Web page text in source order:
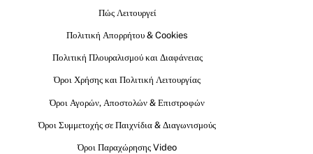
Πώς Λειτουργεί
Πολιτική Απορρήτου & Cookies
Πολιτική Πλουραλισμού και Διαφάνειας
Όροι Χρήσης και Πολιτική Λειτουργίας
Όροι Αγορών, Αποστολών & Επιστροφών
Όροι Συμμετοχής σε Παιχνίδια & Διαγωνισμούς
Όροι Παραχώρησης Video